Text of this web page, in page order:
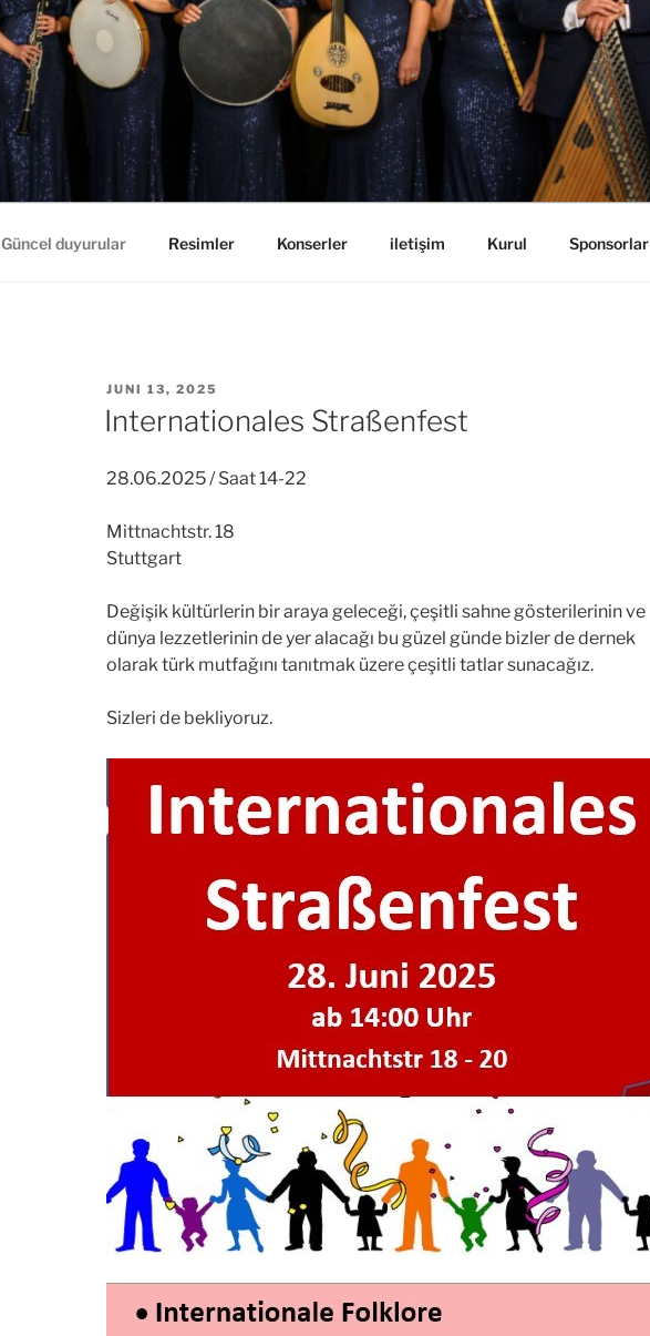
Güncel duyurular Resimler Konserler iletişim Kurul Sponsorlar
VERÖFFENTLICHT
AM
JUNI 13, 2025
Internationales Straßenfest
28.06.2025 / Saat 14-22
Mittnachtstr. 18
Stuttgart
Değişik kültürlerin bir araya geleceği, çeşitli sahne gösterilerinin ve
dünya lezzetlerinin de yer alacağı bu güzel günde bizler de dernek
olarak türk mutfağını tanıtmak üzere çeşitli tatlar sunacağız.
Sizleri de bekliyoruz.